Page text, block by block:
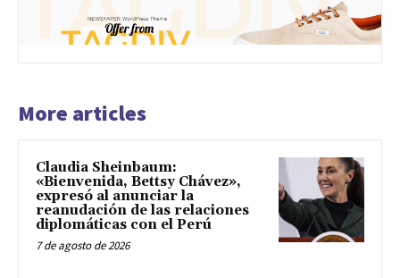
More articles
Claudia Sheinbaum:
«Bienvenida, Bettsy Chávez»,
expresó al anunciar la
reanudación de las relaciones
diplomáticas con el Perú
7 de agosto de 2026